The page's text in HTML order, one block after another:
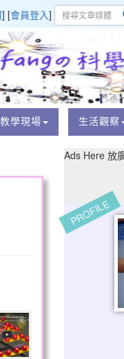
] [會員登入]
教學現場 生活觀察
Ads Here 放
PROFILE